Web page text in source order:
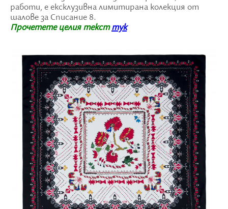
работи, е ексклузивна лимитирана колекция от
шалове за Списание 8.
Прочетете целия тексттук